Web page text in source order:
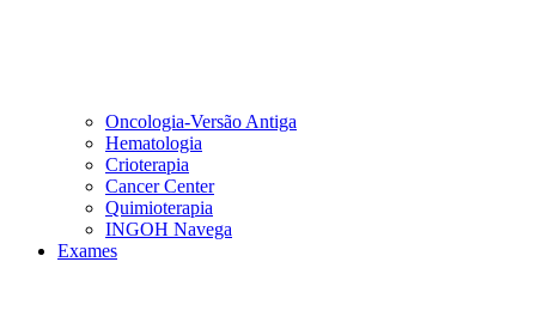
Oncologia-Versão Antiga
Hematologia
Crioterapia
Cancer Center
Quimioterapia
INGOH Navega
Exames